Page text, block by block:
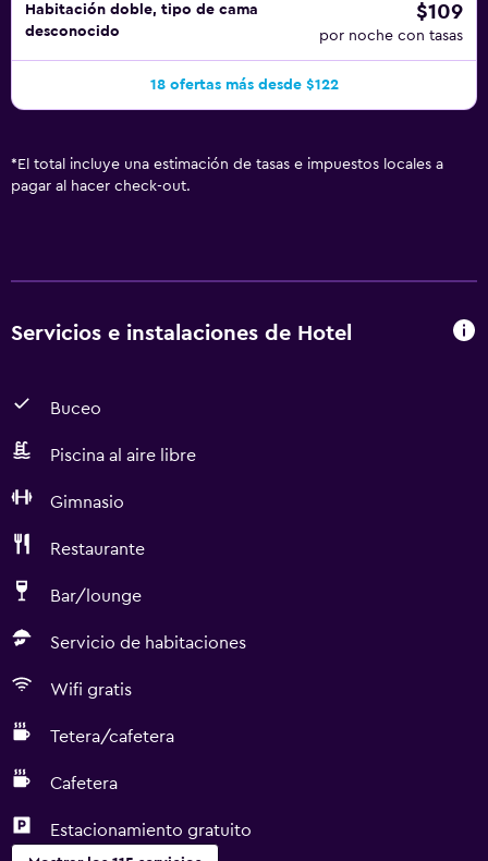
Habitación doble, tipo de cama
desconocido
$109
por noche con tasas
18 ofertas más desde $122
* El total incluye una estimación de tasas e impuestos locales a
pagar al hacer check-out.
Servicios e instalaciones de Hotel
Buceo
Piscina al aire libre
Gimnasio
Restaurante
Bar/lounge
Servicio de habitaciones
Wifi gratis
Tetera/cafetera
Cafetera
Estacionamiento gratuito